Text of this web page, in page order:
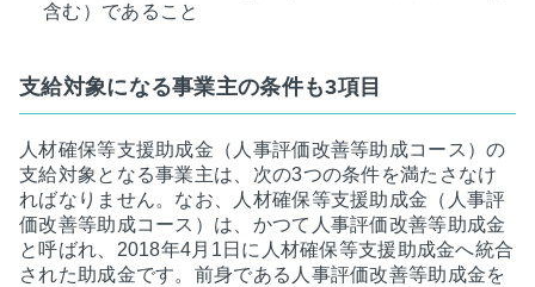
含む）であること
支給対象になる事業主の条件も3項目
人材確保等支援助成金（人事評価改善等助成コース）の
支給対象となる事業主は、次の3つの条件を満たさなけ
ればなりません。なお、人材確保等支援助成金（人事評
価改善等助成コース）は、かつて人事評価改善等助成金
と呼ばれ、2018年4月1日に人材確保等支援助成金へ統合
された助成金です。前身である人事評価改善等助成金を